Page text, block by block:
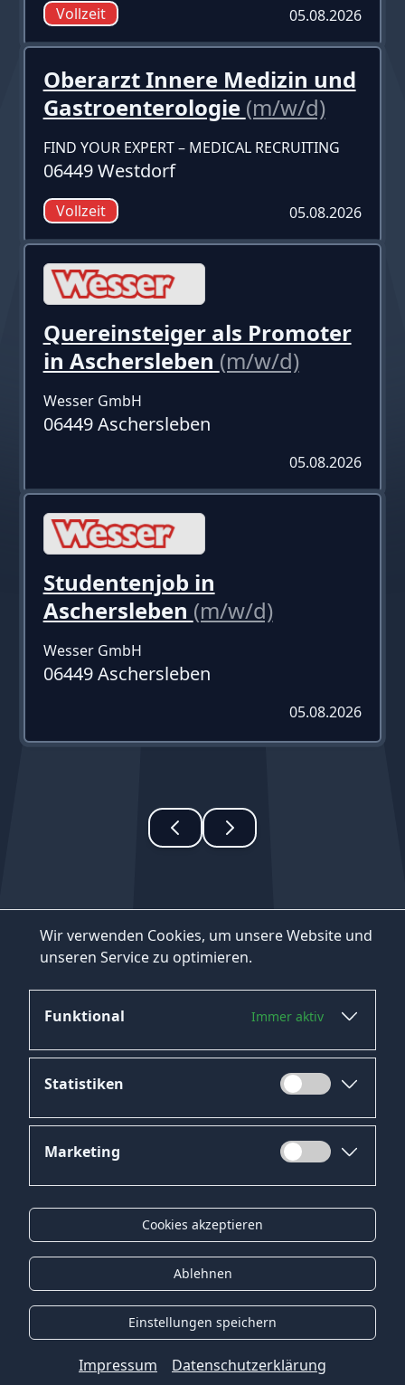
Wir verwenden Cookies, um unsere Website und
unseren Service zu optimieren.
Funktional Immer aktiv
Statistiken
Marketing
Cookies akzeptieren
Ablehnen
Einstellungen speichern
Impressum Datenschutzerklärung
Vollzeit 05.08.2026
Oberarzt Innere Medizin und
Gastroenterologie (m/w/d)
FIND YOUR EXPERT – MEDICAL RECRUITING
06449 Westdorf
Vollzeit 05.08.2026
Quereinsteiger als Promoter
in Aschersleben (m/w/d)
Wesser GmbH
06449 Aschersleben
05.08.2026
Studentenjob in
Aschersleben (m/w/d)
Wesser GmbH
06449 Aschersleben
05.08.2026
Datenschutz
Impressum
Kontakt
Gender-Hinweis
© 2026 Onyx Consulting GmbH